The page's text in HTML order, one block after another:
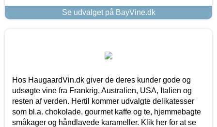
Se udvalget på BayVine.dk
Hos HaugaardVin.dk giver de deres kunder gode og
udsøgte vine fra Frankrig, Australien, USA, Italien og
resten af verden. Hertil kommer udvalgte delikatesser
som bl.a. chokolade, gourmet kaffe og te, hjemmebagte
småkager og håndlavede karameller. Klik her for at se